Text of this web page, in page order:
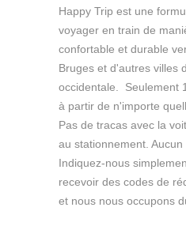
Happy Trip est une
voyager en train de
confortable et durable
Bruges et d'autres villes
occidentale. Seulement
à partir de n'importe
Pas de tracas avec la
au stationnement.
Indiquez-nous
recevoir des codes de
et nous nous occupons